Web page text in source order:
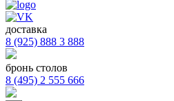
доставка
8 (925) 888 3 888
бронь столов
8 (495) 2 555 666